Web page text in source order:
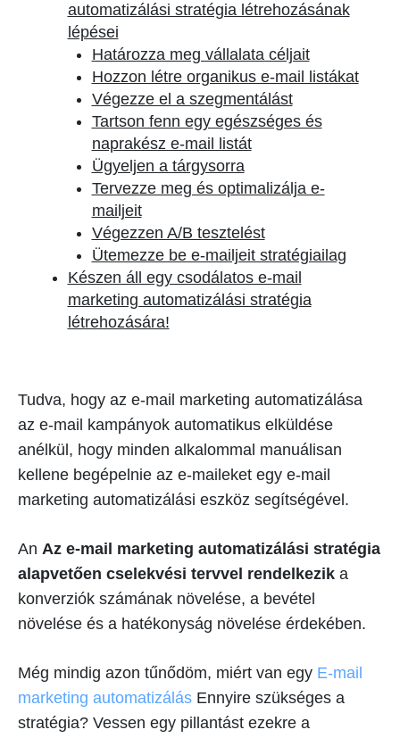
automatizálási stratégia létrehozásának
lépései
Határozza meg vállalata céljait
Hozzon létre organikus e-mail listákat
Végezze el a szegmentálást
Tartson fenn egy egészséges és
naprakész e-mail listát
Ügyeljen a tárgysorra
Tervezze meg és optimalizálja e-
mailjeit
Végezzen A/B tesztelést
Ütemezze be e-mailjeit stratégiailag
Készen áll egy csodálatos e-mail
marketing automatizálási stratégia
létrehozására!
Tudva, hogy az e-mail marketing automatizálása
az e-mail kampányok automatikus elküldése
anélkül, hogy minden alkalommal manuálisan
kellene begépelnie az e-maileket egy e-mail
marketing automatizálási eszköz segítségével.
An Az e-mail marketing automatizálási stratégia
alapvetően cselekvési tervvel rendelkezik a
konverziók számának növelése, a bevétel
növelése és a hatékonyság növelése érdekében.
Még mindig azon tűnődöm, miért van egy E-mail
marketing automatizálás Ennyire szükséges a
stratégia? Vessen egy pillantást ezekre a